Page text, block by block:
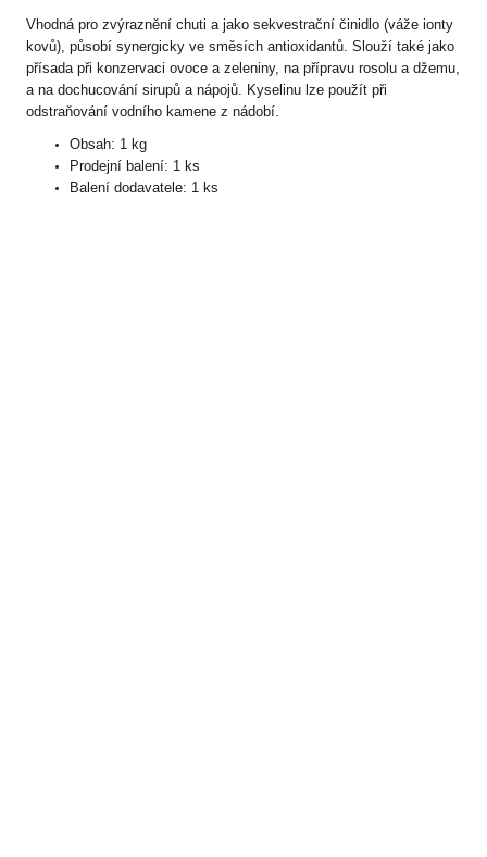
Vhodná pro zvýraznění chuti a jako sekvestrační činidlo (váže ionty
kovů), působí synergicky ve směsích antioxidantů. Slouží také jako
přísada při konzervaci ovoce a zeleniny, na přípravu rosolu a džemu,
a na dochucování sirupů a nápojů. Kyselinu lze použít při
odstraňování vodního kamene z nádobí.
Obsah: 1 kg
Prodejní balení: 1 ks
Balení dodavatele: 1 ks